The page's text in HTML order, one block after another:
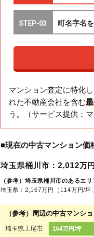
マンション査定に特化
れた不動産会社を含む
う。（サービス提供：
■現在の中古マンション価
埼玉県桶川市：2,012万
（参考）埼玉県桶川市のあるエ
埼玉県：2,167万円（114万円/坪
（参考）周辺の中古マンシ
埼玉県上尾市 164万円/坪